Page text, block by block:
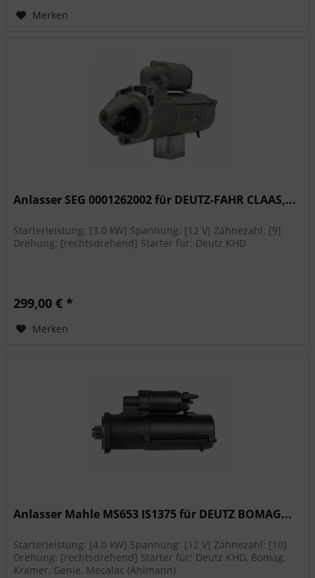
Merken
Anlasser SEG 0001262002 für DEUTZ-FAHR CLAAS,...
Starterleistung: [3.0 kW] Spannung: [12 V] Zähnezahl: [9]
Drehung: [rechtsdrehend] Starter für: Deutz KHD
299,00 € *
Merken
Anlasser Mahle MS653 IS1375 für DEUTZ BOMAG...
Starterleistung: [4.0 kW] Spannung: [12 V] Zähnezahl: [10]
Drehung: [rechtsdrehend] Starter für: Deutz KHD, Bomag,
Kramer, Genie, Mecalac (Ahlmann)